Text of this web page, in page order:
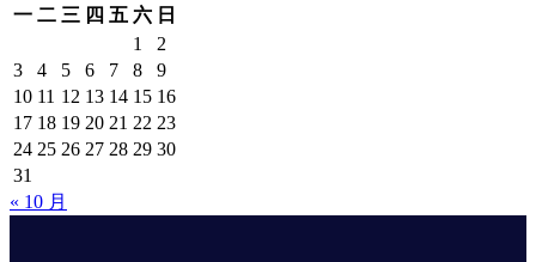
一 二 三 四 五 六 日
1
2
3
4 5 6 7 8
9
10 11 12 13 14 15 16
17 18 19 20 21 22 23
24 25 26 27 28 29 30
31
« 10 月